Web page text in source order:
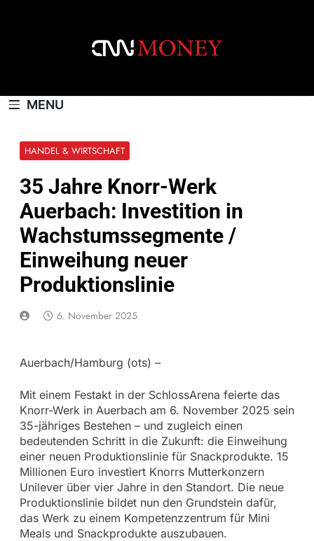
MENU
HANDEL & WIRTSCHAFT
35 Jahre Knorr-Werk
Auerbach: Investition in
Wachstumssegmente /
Einweihung neuer
Produktionslinie
6. November 2025
Auerbach/Hamburg (ots) –
Mit einem Festakt in der SchlossArena feierte das
Knorr-Werk in Auerbach am 6. November 2025 sein
35-jähriges Bestehen – und zugleich einen
bedeutenden Schritt in die Zukunft: die Einweihung
einer neuen Produktionslinie für Snackprodukte. 15
Millionen Euro investiert Knorrs Mutterkonzern
Unilever über vier Jahre in den Standort. Die neue
Produktionslinie bildet nun den Grundstein dafür,
das Werk zu einem Kompetenzzentrum für Mini
Meals und Snackprodukte auszubauen.